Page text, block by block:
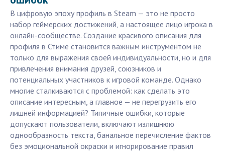
В цифровую эпоху профиль в Steam — это не просто
набор геймерских достижений, а настоящее лицо игрока в
онлайн-сообществе. Создание красивого описания для
профиля в Стиме становится важным инструментом не
только для выражения своей индивидуальности, но и для
привлечения внимания друзей, союзников и
потенциальных участников к игровой команде. Однако
многие сталкиваются с проблемой: как сделать это
описание интересным, а главное — не перегрузить его
лишней информацией? Типичные ошибки, которые
допускают пользователи, включают излишнюю
однообразность текста, банальное перечисление фактов
без эмоциональной окраски и игнорирование правил